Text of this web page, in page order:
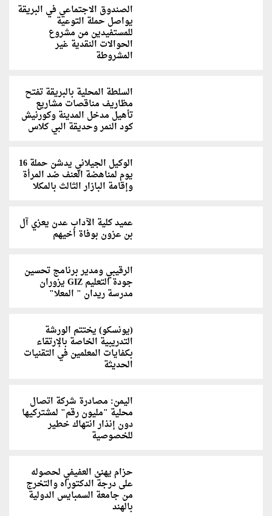
الصندوق الاجتماعي في البريقة
يواصل حملة التوعية
للمستفيدين من مشروع
الحوالات النقدية غير
المشروطة
السلطة المحلية بالبريقة تفتح
مظاريف مناقصات مشاريع
تأهيل مدخل المدينة وكورنيش
كود النمر وحديقة البي كلاس
الوكيل الجيلاني يدشن حملة 16
يوم لمناهضة العنف ضد المرأة
وإقامة البازار الثالث بالمكلا
عميد كلية الآداب عدن يعزي آل
بن عزون بوفاة أخيهم
الرقيبي ومدير برنامج تحسين
جودة التعليم GIZ يزوران
مدرسة ريدان " المعلا"
(يونسكو) يختتم الورشة
التدريبية الخاصة بالإرتقاء
بكفايات المعلمين في التقنيات
الحديثة
اليمن: مصادرة شركة اتصال
محلية "مليون رقم" لمشتركيها
دون إنذار انتهاك خطير
للخصوصية
حزام يهنئ العفيفي لحصوله
على درجة الدكتوراه والتخرج
من جامعة السمبايس الدولية
بالهند